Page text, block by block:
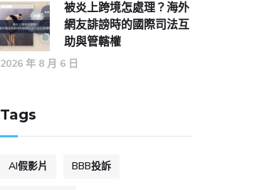
被炎上跨境怎處理？海外
網友誹謗時的國際司法互
助與管轄權
2026 年 8 月 6 日
Tags
AI假影片 BBB投訴